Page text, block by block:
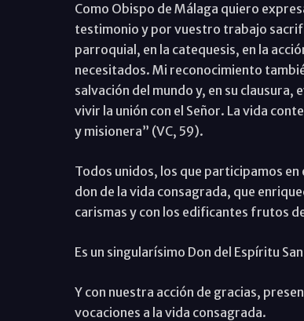
Como Obispo de Málaga quiero
testimonio y por vuestro trabajo
parroquial, en la catequesis, en la
necesitados. Mi reconocimiento
salvación del mundo y, en su clausura,
vivir la unión con el Señor. La vida
y misionera” (VC, 59).
Todos unidos, los que participamos
don de la vida consagrada, que
carismas y con los edificantes frutos
Es un singularísimo Don del Espíritu
Y con nuestra acción de gracias,
vocaciones a la vida consagrada.